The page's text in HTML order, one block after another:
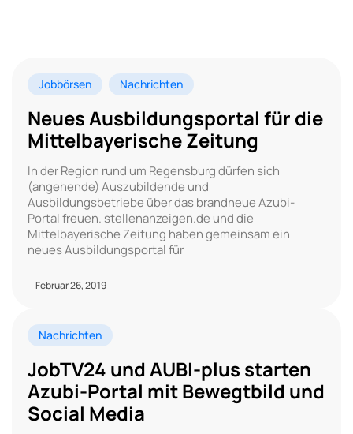
Jobbörsen Nachrichten
Neues Ausbildungsportal für die
Mittelbayerische Zeitung
In der Region rund um Regensburg dürfen sich
(angehende) Auszubildende und
Ausbildungsbetriebe über das brandneue Azubi-
Portal freuen. stellenanzeigen.de und die
Mittelbayerische Zeitung haben gemeinsam ein
neues Ausbildungsportal für
Februar 26, 2019
Nachrichten
JobTV24 und AUBI-plus starten
Azubi-Portal mit Bewegtbild und
Social Media